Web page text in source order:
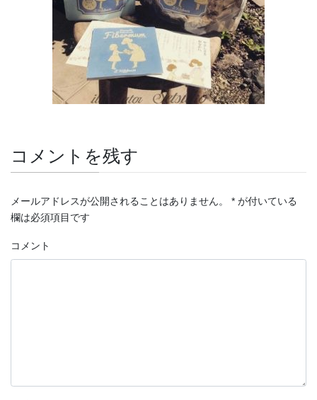
コメントを残す
メールアドレスが公開されることはありません。 * が付いている
欄は必須項目です
コメント